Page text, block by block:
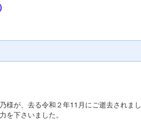
様が、去る令和２年11月にご逝去されまし
下さいました。